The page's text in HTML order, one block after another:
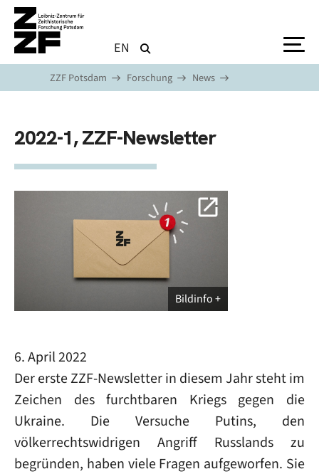
Direkt zum Inhalt
EN
ZZF Potsdam Forschung News
2022-1, ZZF-Newsletter
Bildinfo
6. April 2022
Der erste ZZF-Newsletter in diesem Jahr steht im
Zeichen des furchtbaren Kriegs gegen die
Ukraine. Die Versuche Putins, den
völkerrechtswidrigen Angriff Russlands zu
begründen, haben viele Fragen aufgeworfen. Sie